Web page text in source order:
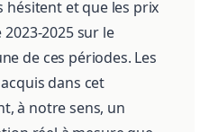
hésitent et que les prix
2025 sur le
de ces périodes. Les
dans cet
à notre sens, un